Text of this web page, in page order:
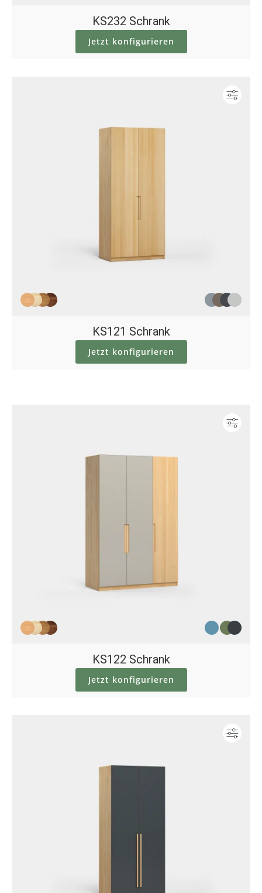
KS232 Schrank
Jetzt konfigurieren
KS121 Schrank
Jetzt konfigurieren
KS122 Schrank
Jetzt konfigurieren